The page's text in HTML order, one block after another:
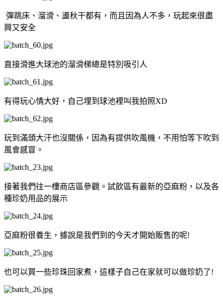
彈跳床、溜滑、盪秋干都有，而且因為人不多，玩起來很盡
興又安全
直接滑進大球池的溜滑梯總是特別吸引人
有得玩心情大好，自己埋到球池裡叫我拍照XD
玩到滿頭大汗也沒關係，因為有提供吹風機，不用怕等下吹到
風會感冒。
接著我們往一樓商店區參觀。試飲區有最新的亞麻粉，以及各
種珍奶用品的展示
亞麻粉很養生，據說是我們到的今天才開始販售的呢!
也可以買一些珍珠回家煮，這樣子自己在家就可以做珍奶了!